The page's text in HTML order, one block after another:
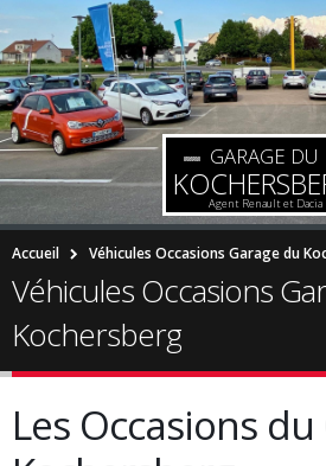
GARAGE DU
Agent Renault et Dacia
Accueil Véhicules Occasions Garage du
Véhicules Occasions
Kochersberg
Les Occasions